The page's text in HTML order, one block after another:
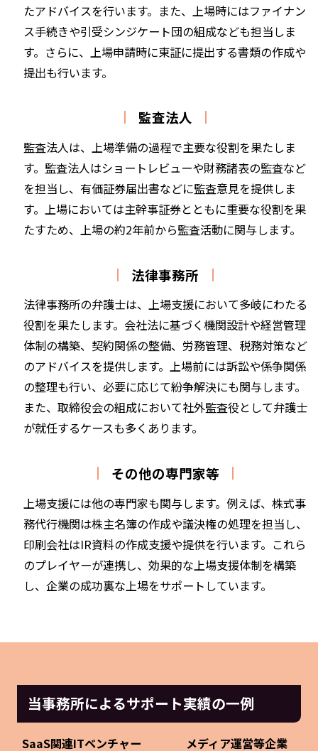
たアドバイスを行います。また、上場時にはファイナン
ス手続きや引受シンジケート団の組成なども担当しま
す。さらに、上場申請時に東証に提出する書類の作成や
提出も行います。
監査法人
監査法人は、上場準備の過程で主要な役割を果たしま
す。監査法人はショートレビューや財務諸表の監査など
を担当し、有価証券届出書などに監査意見を提供しま
す。上場においては主幹事証券とともに重要な役割を果
たすため、上場の約2年前から監査活動に関与します。
法律事務所
法律事務所の弁護士は、上場支援において多岐にわたる
役割を果たします。会社法に基づく機関設計や経営管理
体制の構築、契約関係の整備、労務管理、税務対策など
のアドバイスを提供します。上場前には訴訟や係争関係
の整理も行い、必要に応じて紛争解決にも関与します。
また、取締役会の組成において社外監査役として弁護士
が就任するケースも多くあります。
その他の専門家等
上場支援には他の専門家も関与します。例えば、株式事
務代行機関は株主名簿の作成や議決権の処理を担当し、
印刷会社はIR資料の作成支援や提供を行います。これら
のプレイヤーが連携し、効果的な上場支援体制を構築
し、企業の成功裏な上場をサポートしています。
当事務所によるサポート実績の一例
SaaS関連ITベンチャー メディア運営等企業